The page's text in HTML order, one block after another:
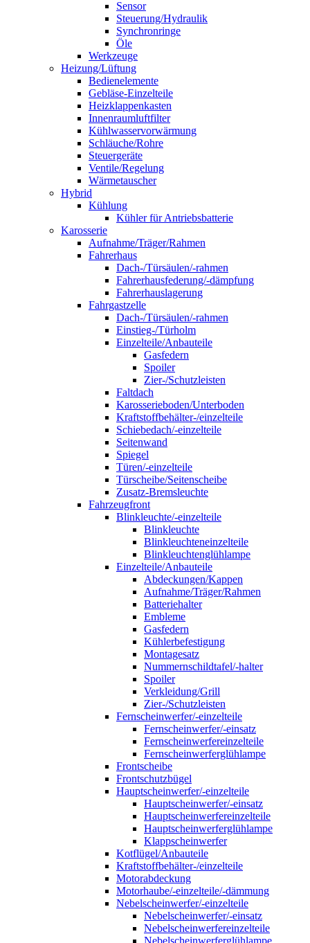
Sensor
Steuerung/Hydraulik
Synchronringe
Öle
Werkzeuge
Heizung/Lüftung
Bedienelemente
Gebläse-Einzelteile
Heizklappenkasten
Innenraumluftfilter
Kühlwasservorwärmung
Schläuche/Rohre
Steuergeräte
Ventile/Regelung
Wärmetauscher
Hybrid
Kühlung
Kühler für Antriebsbatterie
Karosserie
Aufnahme/Träger/Rahmen
Fahrerhaus
Dach-/Türsäulen/-rahmen
Fahrerhausfederung/-dämpfung
Fahrerhauslagerung
Fahrgastzelle
Dach-/Türsäulen/-rahmen
Einstieg-/Türholm
Einzelteile/Anbauteile
Gasfedern
Spoiler
Zier-/Schutzleisten
Faltdach
Karosserieboden/Unterboden
Kraftstoffbehälter-/einzelteile
Schiebedach/-einzelteile
Seitenwand
Spiegel
Türen/-einzelteile
Türscheibe/Seitenscheibe
Zusatz-Bremsleuchte
Fahrzeugfront
Blinkleuchte/-einzelteile
Blinkleuchte
Blinkleuchteneinzelteile
Blinkleuchtenglühlampe
Einzelteile/Anbauteile
Abdeckungen/Kappen
Aufnahme/Träger/Rahmen
Batteriehalter
Embleme
Gasfedern
Kühlerbefestigung
Montagesatz
Nummernschildtafel/-halter
Spoiler
Verkleidung/Grill
Zier-/Schutzleisten
Fernscheinwerfer/-einzelteile
Fernscheinwerfer/-einsatz
Fernscheinwerfereinzelteile
Fernscheinwerferglühlampe
Frontscheibe
Frontschutzbügel
Hauptscheinwerfer/-einzelteile
Hauptscheinwerfer/-einsatz
Hauptscheinwerfereinzelteile
Hauptscheinwerferglühlampe
Klappscheinwerfer
Kotflügel/Anbauteile
Kraftstoffbehälter-/einzelteile
Motorabdeckung
Motorhaube/-einzelteile/-dämmung
Nebelscheinwerfer/-einzelteile
Nebelscheinwerfer/-einsatz
Nebelscheinwerfereinzelteile
Nebelscheinwerferglühlampe